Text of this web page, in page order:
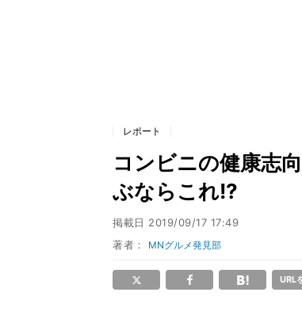
レポート
コンビニの健康志
ぶならこれ!?
掲載日 2019/09/17 17:49
著者： MNグルメ発見部
URL